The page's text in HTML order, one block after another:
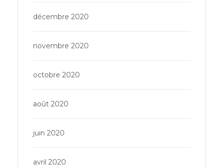
décembre 2020
novembre 2020
octobre 2020
août 2020
juin 2020
avril 2020